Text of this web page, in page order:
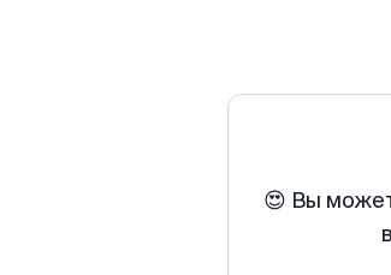
😍 Вы